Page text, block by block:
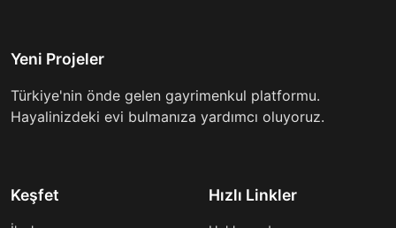
Yeni Projeler
Türkiye'nin önde gelen gayrimenkul platformu.
Hayalinizdeki evi bulmanıza yardımcı oluyoruz.
Keşfet Hızlı Linkler